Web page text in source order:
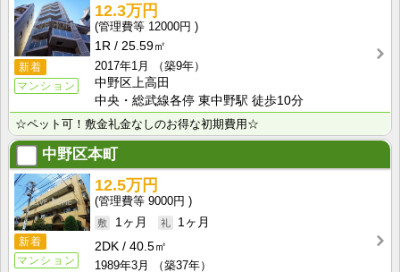
新着
マンション
12.3万円
12000円
1R
25.59㎡
2017年1月
（築9年）
中野区上高田
中央・総武線各停 東中野駅 徒歩10分
☆ペット可！敷金礼金なしのお得な初期費用☆
中野区本町
新着
マンション
12.5万円
9000円
1ヶ月
1ヶ月
2DK
40.5㎡
1989年3月
（築37年）